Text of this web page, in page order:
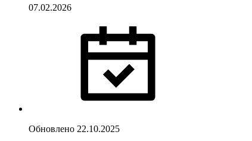
07.02.2026
Обновлено 22.10.2025